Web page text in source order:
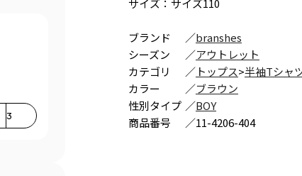
3
サイズ：サイズ110
ブランド ／branshes
シーズン
／アウトレット
カテゴリ
／ トップス>半袖Tシャ
カラー
／ブラウン
性別タイプ ／BOY
商品番号
／11-4206-404